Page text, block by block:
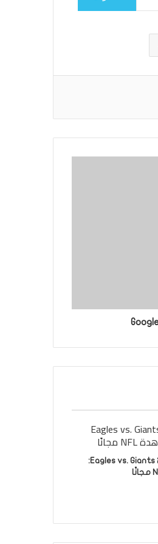
البث المباشر لـ Eagles vs. Giants 2024: